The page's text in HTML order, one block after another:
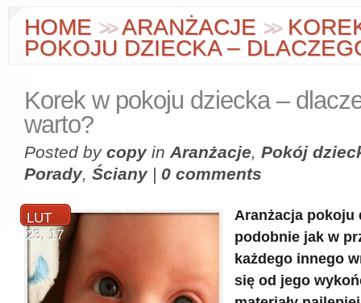
HOME >>ARANŻACJE >>
POKOJU DZIECKA –
Korek w pokoju dziecka –
warto?
Posted by copyin Aranżacje, Pokój
Porady, Ściany| 0 comments
LUT
23, 17
Aranżacja pokoju
podobnie jak w
każdego innego
się od jego